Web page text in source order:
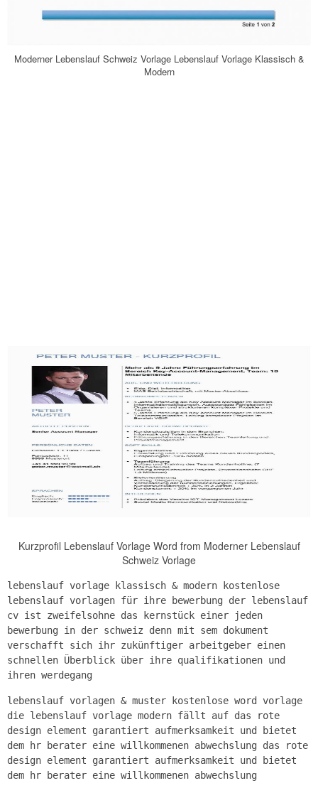
Moderner Lebenslauf Schweiz Vorlage Lebenslauf Vorlage Klassisch &
Modern
Kurzprofil Lebenslauf Vorlage Word from Moderner Lebenslauf
Schweiz Vorlage
lebenslauf vorlage klassisch & modern kostenlose
lebenslauf vorlagen für ihre bewerbung der lebenslauf
cv ist zweifelsohne das kernstück einer jeden
bewerbung in der schweiz denn mit sem dokument
verschafft sich ihr zukünftiger arbeitgeber einen
schnellen Überblick über ihre qualifikationen und
ihren werdegang
lebenslauf vorlagen & muster kostenlose word vorlage
die lebenslauf vorlage modern fällt auf das rote
design element garantiert aufmerksamkeit und bietet
dem hr berater eine willkommenen abwechslung das rote
design element garantiert aufmerksamkeit und bietet
dem hr berater eine willkommenen abwechslung